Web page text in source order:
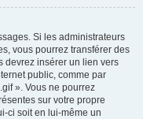
Si les administrateurs
vous pourrez transférer des
devrez insérer un lien vers
public, comme par
». Vous ne pourrez
sur votre propre
ci soit en lui-même un